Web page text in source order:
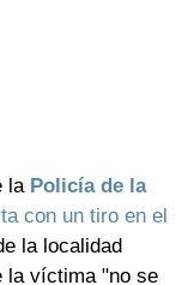
la Policía de la
con un tiro en el
la localidad
la víctima "no se